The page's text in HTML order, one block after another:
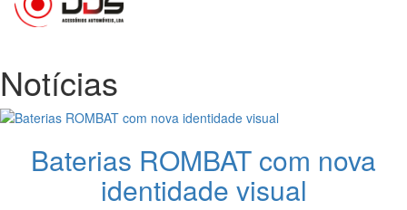
Notícias
Baterias ROMBAT com nova
identidade visual